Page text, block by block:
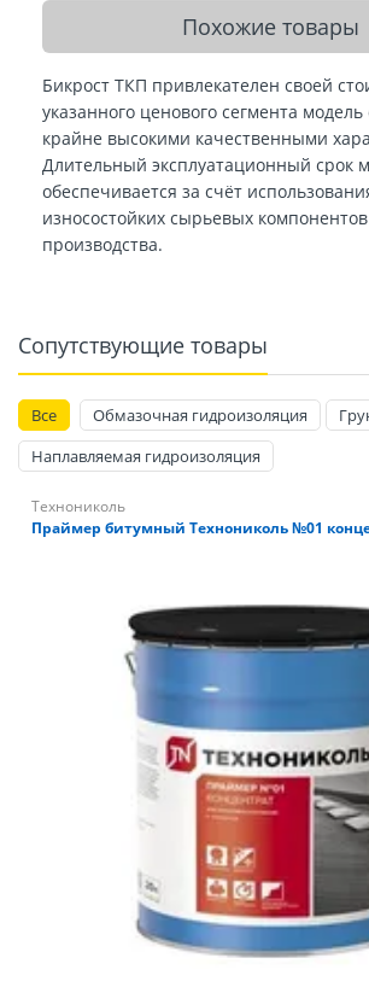
Похожие товары
Бикрост ТКП привлекателен своей
указанного ценового сегмента модель
крайне высокими качественными
Длительный эксплуатационный срок
обеспечивается за счёт
износостойких сырьевых
производства.
Сопутствующие товары
Все Обмазочная гидроизоляция
Наплавляемая гидроизоляция
Технониколь
Праймер битумный Технониколь №01